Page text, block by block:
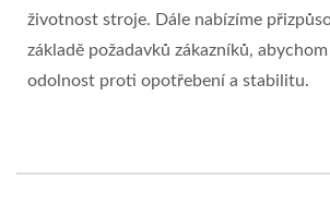
životnost stroje. Dále nabízíme
základě požadavků zákazníků,
odolnost proti opotřebení a stabilitu.